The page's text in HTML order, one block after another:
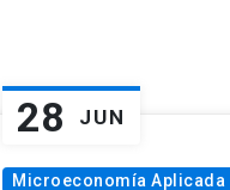
28 JUN
Microeconomía Aplicada